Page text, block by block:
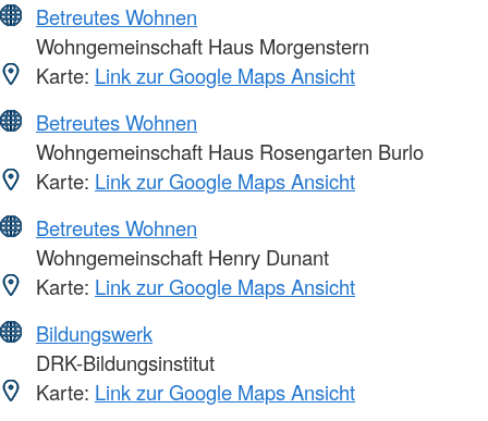
Betreutes Wohnen
Wohngemeinschaft Haus Morgenstern
Karte: Link zur Google Maps Ansicht
Betreutes Wohnen
Wohngemeinschaft Haus Rosengarten Burlo
Karte: Link zur Google Maps Ansicht
Betreutes Wohnen
Wohngemeinschaft Henry Dunant
Karte: Link zur Google Maps Ansicht
Bildungswerk
DRK-Bildungsinstitut
Karte: Link zur Google Maps Ansicht